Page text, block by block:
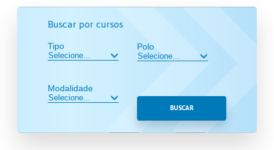
Buscar por cursos
Tipo
Modalidade
Polo
BUSCAR